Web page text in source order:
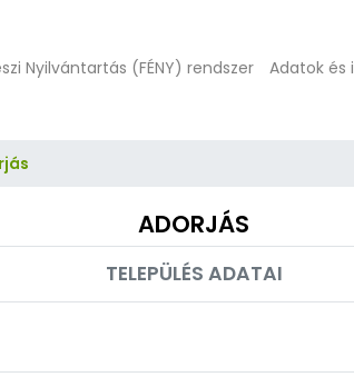
Nyilvántartás (FÉNY) rendszer Adatok és
ADORJÁS
TELEPÜLÉS ADATAI